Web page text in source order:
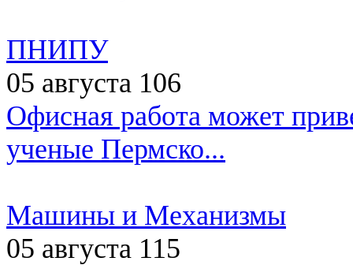
ПНИПУ
05 августа 106
Офисная работа может
ученые Пермско...
Машины и Механизмы
05 августа 115